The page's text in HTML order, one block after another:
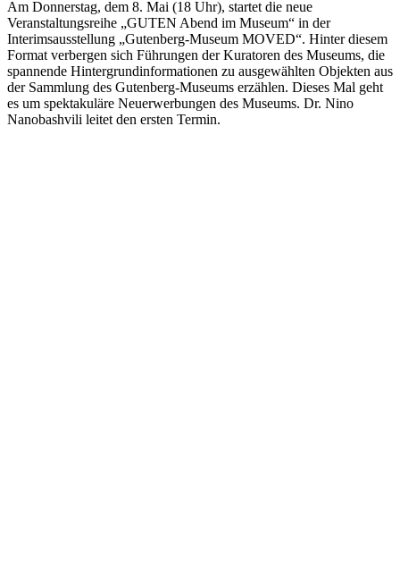
Am Donnerstag, dem 8. Mai (18 Uhr), startet die neue
Veranstaltungsreihe „GUTEN Abend im Museum“ in der
Interimsausstellung „Gutenberg-Museum MOVED“. Hinter diesem
Format verbergen sich Führungen der Kuratoren des Museums, die
spannende Hintergrundinformationen zu ausgewählten Objekten aus
der Sammlung des Gutenberg-Museums erzählen. Dieses Mal geht
es um spektakuläre Neuerwerbungen des Museums. Dr. Nino
Nanobashvili leitet den ersten Termin.